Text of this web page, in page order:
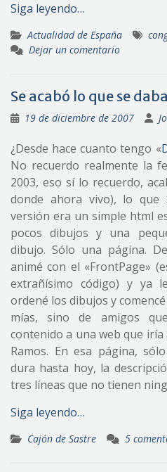
Siga leyendo…
Actualidad de España
Dejar un comentario
Se acabó lo que se daba
19 de diciembre de 2007
¿Desde hace cuanto tengo «
No recuerdo realmente la
2003, eso sí lo recuerdo,
donde ahora vivo), lo
versión era un simple html
pocos dibujos y una
dibujo. Sólo una página.
animé con el «FrontPage»
extrañísimo código) y ya
ordené los dibujos y
mías, sino de amigos
contenido a una web que iría
Ramos. En esa página,
dura hasta hoy, la
tres líneas que no tienen
Siga leyendo…
Cajón de Sastre 5